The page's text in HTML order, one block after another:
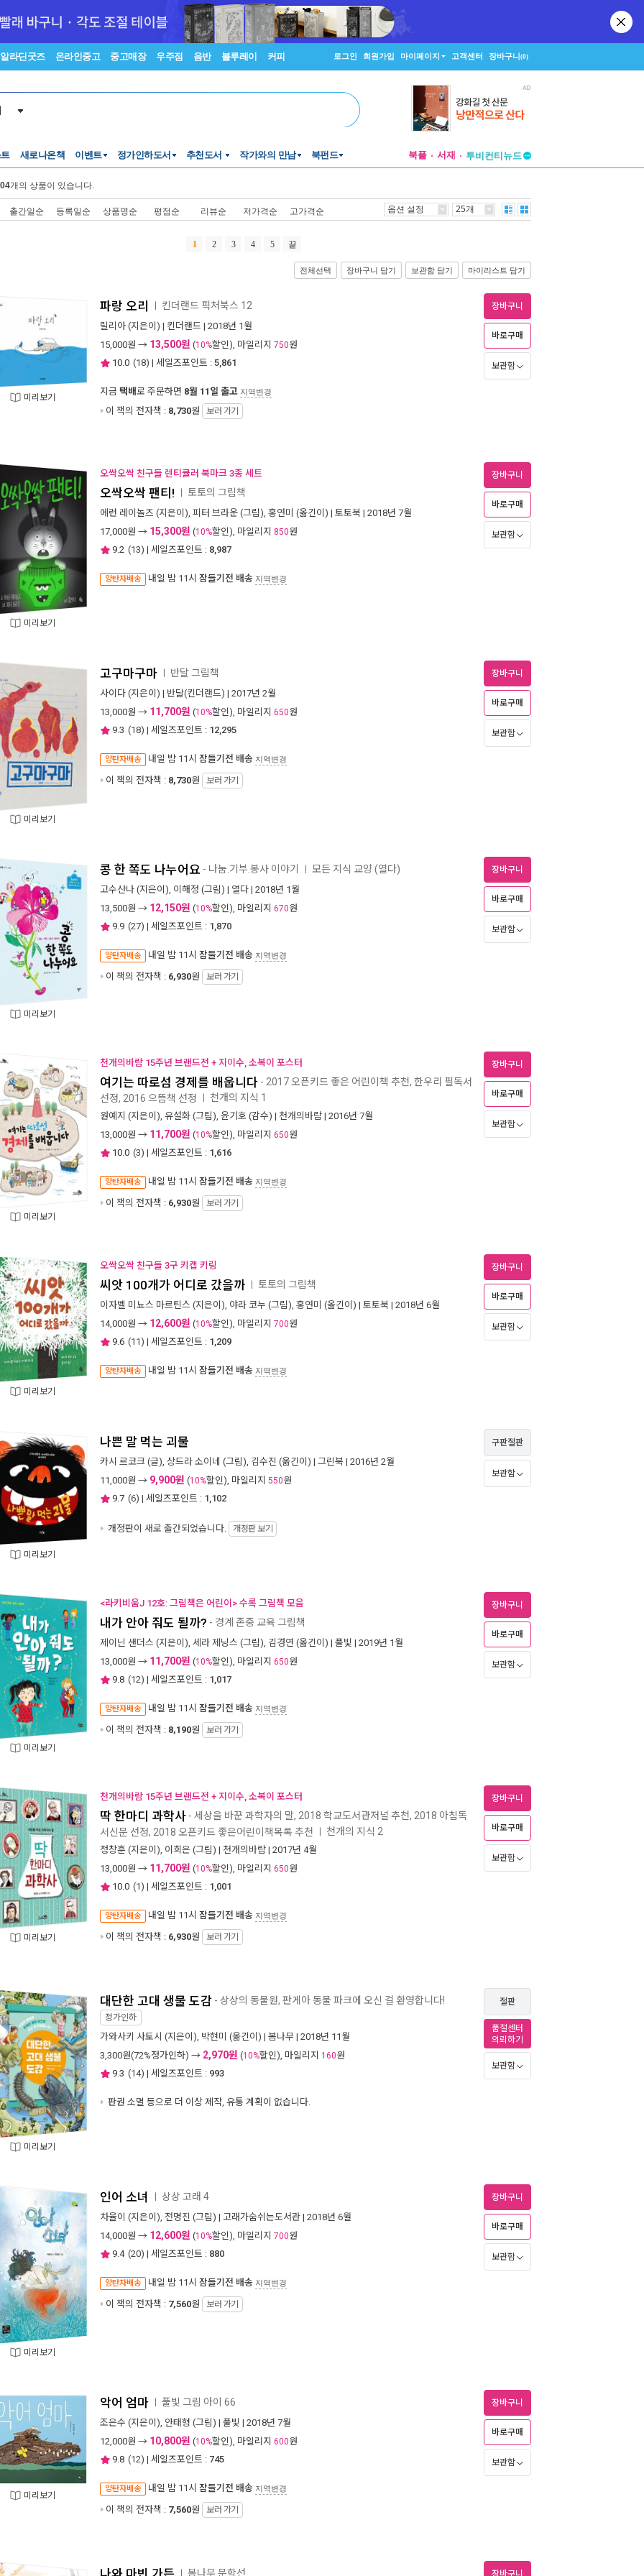
알라딘굿즈 온라인중고 중고매장 우주점 음반 블루레이 커피 로그인 회원가입 마이페이지 고객센터 장바구니(0)
새로나온책 이벤트 정가인하도서 추천도서 작가와의 만남 북펀드 북플 서재
투비컨티뉴드
개의 상품이 있습니다.
출간일순 등록일순 상품명순 평점순 리뷰순 저가격순 고가격순 옵션 설정 25개
1 2 3 4 5 끝
전체선택 장바구니 담기 보관함 담기 마이리스트 담기
미리보기
파랑 오리 킨더랜드 픽처북스 12
릴리아 (지은이) | 킨더랜드 | 2018년 1월
15,000원 → 13,500원 (10%할인), 마일리지 750원
10.0 (18) | 세일즈포인트 : 5,861
지금 택배로 주문하면 8월 11일 출고 지역변경
이 책의 전자책 : 8,730원 보러 가기
장바구니
바로구매
보관함
미리보기
오싹오싹 친구들 렌티큘러 북마크 3종 세트
오싹오싹 팬티! 토토의 그림책
에런 레이놀즈 (지은이), 피터 브라운 (그림), 홍연미 (옮긴이) | 토토북 | 2018년 7월
17,000원 → 15,300원 (10%할인), 마일리지 850원
9.2 (13) | 세일즈포인트 : 8,987
양탄자배송 내일 밤 11시 잠들기전 배송 지역변경
장바구니
바로구매
보관함
미리보기
고구마구마 반달 그림책
사이다 (지은이) | 반달(킨더랜드) | 2017년 2월
13,000원 → 11,700원 (10%할인), 마일리지 650원
9.3 (18) | 세일즈포인트 : 12,295
양탄자배송 내일 밤 11시 잠들기전 배송 지역변경
이 책의 전자책 : 8,730원 보러 가기
장바구니
바로구매
보관함
미리보기
콩 한 쪽도 나누어요 - 나눔.기부.봉사 이야기 모든 지식 교양 (열다)
고수산나 (지은이), 이해정 (그림) | 열다 | 2018년 1월
13,500원 → 12,150원 (10%할인), 마일리지 670원
9.9 (27) | 세일즈포인트 : 1,870
양탄자배송 내일 밤 11시 잠들기전 배송 지역변경
이 책의 전자책 : 6,930원 보러 가기
장바구니
바로구매
보관함
미리보기
천개의바람 15주년 브랜드전 + 지이수, 소복이 포스터
여기는 따로섬 경제를 배웁니다 - 2017 오픈키드 좋은 어린이책 추천, 한우리 필독서
선정, 2016 으뜸책 선정 천개의 지식 1
원예지 (지은이), 유설화 (그림), 윤기호 (감수) | 천개의바람 | 2016년 7월
13,000원 → 11,700원 (10%할인), 마일리지 650원
10.0 (3) | 세일즈포인트 : 1,616
양탄자배송 내일 밤 11시 잠들기전 배송 지역변경
이 책의 전자책 : 6,930원 보러 가기
장바구니
바로구매
보관함
미리보기
오싹오싹 친구들 3구 키캡 키링
씨앗 100개가 어디로 갔을까 토토의 그림책
이자벨 미뇨스 마르틴스 (지은이), 야라 코누 (그림), 홍연미 (옮긴이) | 토토북 | 2018년 6월
14,000원 → 12,600원 (10%할인), 마일리지 700원
9.6 (11) | 세일즈포인트 : 1,209
양탄자배송 내일 밤 11시 잠들기전 배송 지역변경
장바구니
바로구매
보관함
미리보기
나쁜 말 먹는 괴물
카시 르코크 (글), 상드라 소이네 (그림), 김수진 (옮긴이) | 그린북 | 2016년 2월
11,000원 → 9,900원 (10%할인), 마일리지 550원
9.7 (6) | 세일즈포인트 : 1,102
개정판이 새로 출간되었습니다. 개정판 보기
구판절판
보관함
미리보기
<라키비움J 12호: 그림책은 어린이> 수록 그림책 모음
내가 안아 줘도 될까? - 경계 존중 교육 그림책
제이닌 샌더스 (지은이), 세라 제닝스 (그림), 김경연 (옮긴이) | 풀빛 | 2019년 1월
13,000원 → 11,700원 (10%할인), 마일리지 650원
9.8 (12) | 세일즈포인트 : 1,017
양탄자배송 내일 밤 11시 잠들기전 배송 지역변경
이 책의 전자책 : 8,190원 보러 가기
장바구니
바로구매
보관함
미리보기
천개의바람 15주년 브랜드전 + 지이수, 소복이 포스터
딱 한마디 과학사 - 세상을 바꾼 과학자의 말, 2018 학교도서관저널 추천, 2018 아침독
서신문 선정, 2018 오픈키드 좋은어린이책목록 추천 천개의 지식 2
정창훈 (지은이), 이희은 (그림) | 천개의바람 | 2017년 4월
13,000원 → 11,700원 (10%할인), 마일리지 650원
10.0 (1) | 세일즈포인트 : 1,001
양탄자배송 내일 밤 11시 잠들기전 배송 지역변경
이 책의 전자책 : 6,930원 보러 가기
장바구니
바로구매
보관함
미리보기
대단한 고대 생물 도감 - 상상의 동물원, 판게아 동물 파크에 오신 걸 환영합니다!
정가인하
가와사키 사토시 (지은이), 박현미 (옮긴이) | 봄나무 | 2018년 11월
3,300원(72%정가인하) → 2,970원 (10%할인), 마일리지 160원
9.3 (14) | 세일즈포인트 : 993
판권 소멸 등으로 더 이상 제작, 유통 계획이 없습니다.
절판
품절센터
의뢰하기
보관함
미리보기
인어 소녀 상상 고래 4
차율이 (지은이), 전명진 (그림) | 고래가숨쉬는도서관 | 2018년 6월
14,000원 → 12,600원 (10%할인), 마일리지 700원
9.4 (20) | 세일즈포인트 : 880
양탄자배송 내일 밤 11시 잠들기전 배송 지역변경
이 책의 전자책 : 7,560원 보러 가기
장바구니
바로구매
보관함
미리보기
악어 엄마 풀빛 그림 아이 66
조은수 (지은이), 안태형 (그림) | 풀빛 | 2018년 7월
12,000원 → 10,800원 (10%할인), 마일리지 600원
9.8 (12) | 세일즈포인트 : 745
양탄자배송 내일 밤 11시 잠들기전 배송 지역변경
이 책의 전자책 : 7,560원 보러 가기
장바구니
바로구매
보관함
봄나무 문학선 장바구니